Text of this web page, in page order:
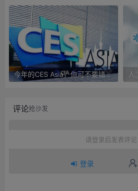
今年的CES Asia，你可不要错过这些自动驾驶看点
评论抢沙发
请登录后发表评论
登录